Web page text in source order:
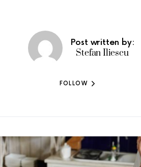
Post written by:
Stefan Iliescu
FOLLOW